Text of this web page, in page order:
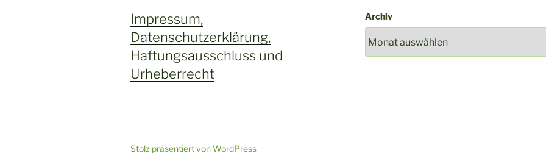
Impressum,
Datenschutzerklärung,
Haftungsausschluss und
Urheberrecht
Archiv
Stolz präsentiert von WordPress